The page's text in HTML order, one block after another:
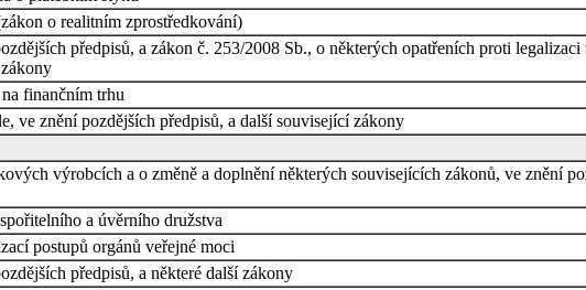
o realitním zprostředkování)
předpisů, a zákon č. 253/2008 Sb., o některých opatřeních proti legalizaci
finančním trhu
ve znění pozdějších předpisů, a další související zákony
výrobcích a o změně a doplnění některých souvisejících zákonů, ve znění
a úvěrního družstva
postupů orgánů veřejné moci
předpisů, a některé další zákony